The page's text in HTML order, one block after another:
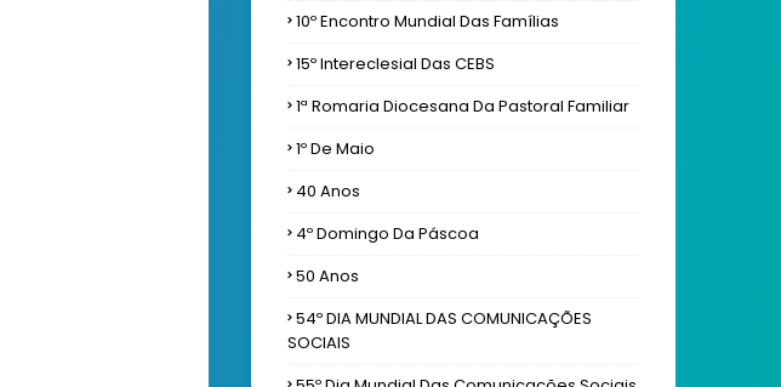
10º Encontro Mundial Das Famílias
15º Intereclesial Das CEBS
1ª Romaria Diocesana Da Pastoral Familiar
1º De Maio
40 Anos
4º Domingo Da Páscoa
50 Anos
54º DIA MUNDIAL DAS COMUNICAÇÕES
SOCIAIS